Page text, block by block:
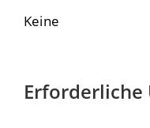
Keine
Erforderliche